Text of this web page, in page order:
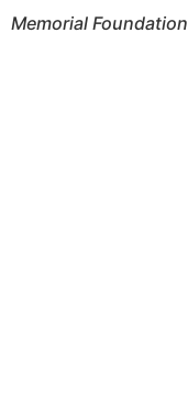
Memorial Foundation